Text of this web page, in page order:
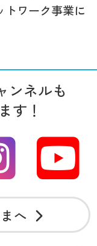
トワーク事業に
ンネルも
す！
へ